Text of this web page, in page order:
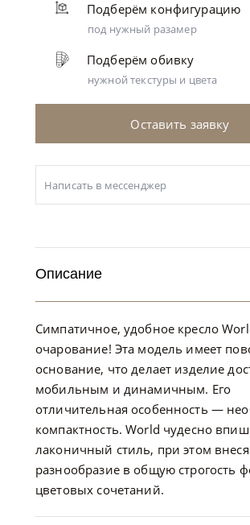
Подберём конфигурацию
под нужный разамер
Подберём обивку
нужной текстуры и цвета
Оставить заявку
Написать в мессенджер
Описание
Симпатичное, удобное кресло
очарование! Эта модель имеет
основание, что делает изделие
мобильным и динамичным. Его
отличительная особенность —
компактность. World чудесно
лаконичный стиль, при этом внеся
разнообразие в общую строгость
цветовых сочетаний.